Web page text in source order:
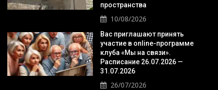
пространства
10/08/2026
Вас приглашают принять
участие в online-программе
клуба «Мы на связи».
Расписание 26.07.2026 —
31.07.2026
26/07/2026